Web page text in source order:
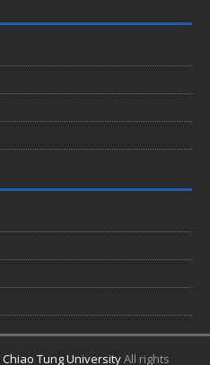
Tung UniversityAll rights